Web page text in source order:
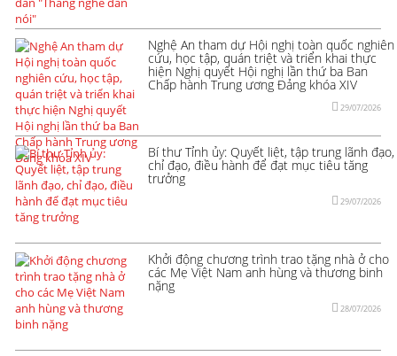
Nghệ An tham dự Hội nghị toàn quốc nghiên
cứu, học tập, quán triệt và triển khai thực
hiện Nghị quyết Hội nghị lần thứ ba Ban
Chấp hành Trung ương Đảng khóa XIV
29/07/2026
Bí thư Tỉnh ủy: Quyết liệt, tập trung lãnh đạo,
chỉ đạo, điều hành để đạt mục tiêu tăng
trưởng
29/07/2026
Khởi động chương trình trao tặng nhà ở cho
các Mẹ Việt Nam anh hùng và thương binh
nặng
28/07/2026